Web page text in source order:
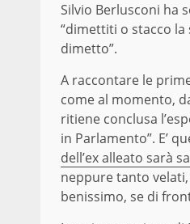
Silvio Berlusconi ha
“dimettiti o stacco la
dimetto”.
A raccontare le
come al momento,
ritiene conclusa
in Parlamento”. E’
dell’ex alleato sarà
neppure tanto
benissimo, se di